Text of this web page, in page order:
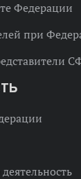
Федерации
при